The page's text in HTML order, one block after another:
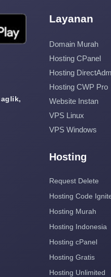
Layanan
Domain Murah
Hosting CPanel
Hosting
Hosting CWP Pro
Website Instan
VPS Linux
VPS Windows
Hosting
Request Delete
Hosting Code
Hosting Murah
Hosting Indonesia
Hosting cPanel
Hosting Gratis
Hosting Unlimited